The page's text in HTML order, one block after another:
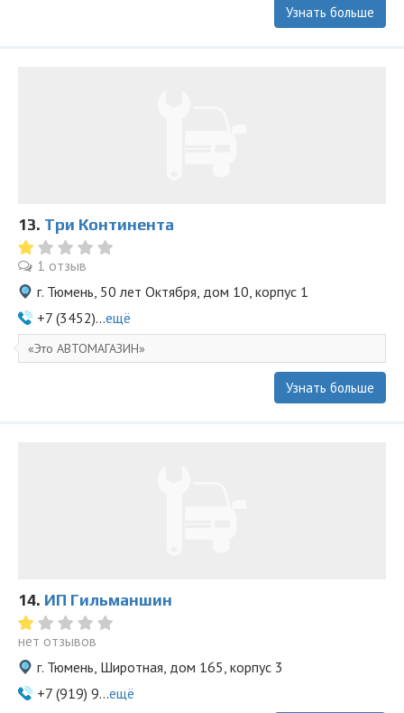
Узнать больше
13. Три Континента
1 отзыв
г. Тюмень, 50 лет Октября, дом 10, корпус 1
+7 (3452)...ещё
Это АВТОМАГАЗИН
Узнать больше
14. ИП Гильманшин
нет отзывов
г. Тюмень, Широтная, дом 165, корпус 3
+7 (919) 9...ещё